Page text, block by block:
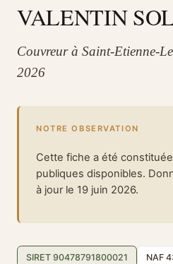
VALENTIN
Couvreur à Saint-Etienne-
2026
NOTRE OBSERVATION
Cette fiche a été
publiques disponibles.
à jour le 19 juin 2026.
SIRET 90478791800021 NAF